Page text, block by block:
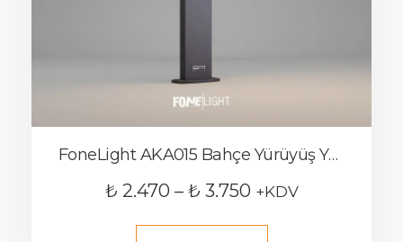
FoneLight AKA015 Bahçe Yürüyüş Yolu Aydınlatma Armatürü
₺ 2.470 – ₺ 3.750 +KDV